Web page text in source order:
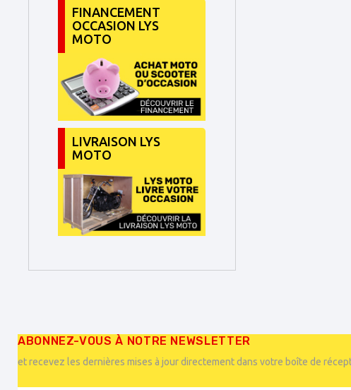
FINANCEMENT
OCCASION LYS
MOTO
LIVRAISON LYS
MOTO
ABONNEZ-VOUS À NOTRE NEWSLETTER
et recevez les dernières mises à jour directement dans votre boîte de